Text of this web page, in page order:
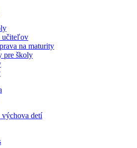
učiteľov
na maturity
pre školy
detí